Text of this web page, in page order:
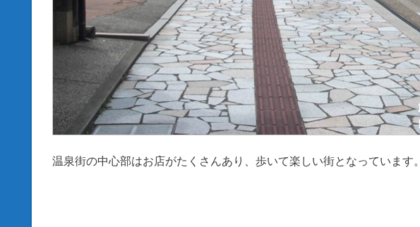
温泉街の中心部はお店がたくさんあり、歩いて楽しい街となっています。